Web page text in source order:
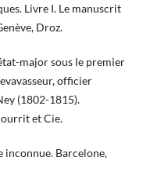
Livre I. Le manuscrit
Droz.
major sous le premier
officier
(1802-1815).
et Cie.
inconnue. Barcelone,